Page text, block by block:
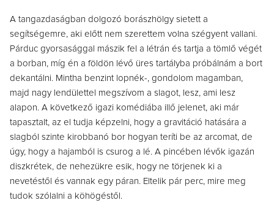
A tangazdaságban dolgozó borászhölgy sietett a
segítségemre, aki előtt nem szerettem volna szégyent vallani.
Párduc gyorsasággal mászik fel a létrán és tartja a tömlő végét
a borban, míg én a földön lévő üres tartályba próbálnám a bort
dekantálni. Mintha benzint lopnék-, gondolom magamban,
majd nagy lendülettel megszívom a slagot, lesz, ami lesz
alapon. A következő igazi komédiába illő jelenet, aki már
tapasztalt, az el tudja képzelni, hogy a gravitáció hatására a
slagból szinte kirobbanó bor hogyan teríti be az arcomat, de
úgy, hogy a hajamból is csurog a lé. A pincében lévők igazán
diszkrétek, de nehezükre esik, hogy ne törjenek ki a
nevetéstől és vannak egy páran. Eltelik pár perc, mire meg
tudok szólalni a köhögéstől.